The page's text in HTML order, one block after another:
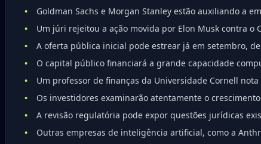
Goldman Sachs e Morgan Stanley estão auxiliando a
Um júri rejeitou a ação movida por Elon Musk contra o
A oferta pública inicial pode estrear já em setembro,
O capital público financiará a grande capacidade
Um professor de finanças da Universidade Cornell
Os investidores examinarão atentamente o
A revisão regulatória pode expor questões jurídicas
Outras empresas de inteligência artificial, como a